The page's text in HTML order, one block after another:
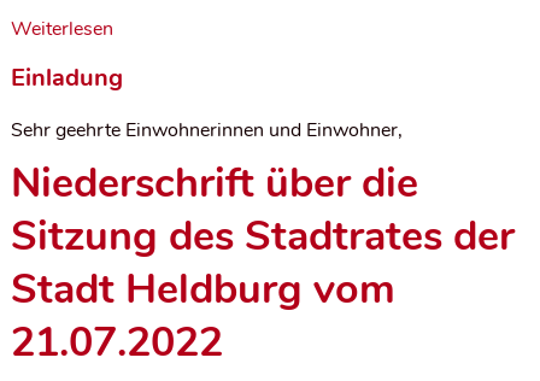
Weiterlesen
Einladung
Sehr geehrte Einwohnerinnen und Einwohner,
Niederschrift über die
Sitzung des Stadtrates der
Stadt Heldburg vom
21.07.2022